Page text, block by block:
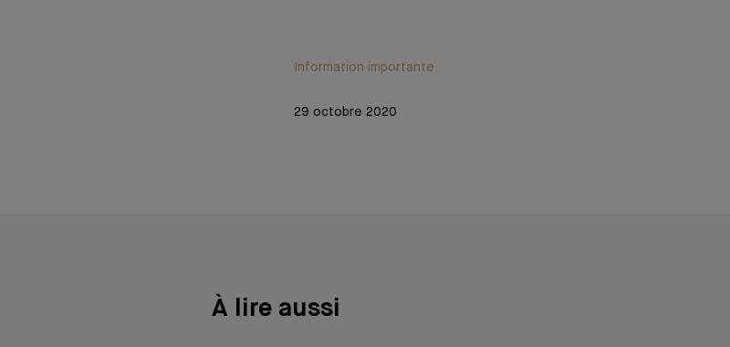
Information importante
29 octobre 2020
À lire aussi